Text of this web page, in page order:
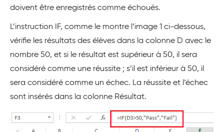
doivent être enregistrés comme échoués.
L’instruction IF, comme le montre l’image 1 ci-dessous,
vérifie les résultats des élèves dans la colonne D avec le
nombre 50, et si le résultat est supérieur à 50, il sera
considéré comme une réussite ; s’il est inférieur à 50, il
sera considéré comme un échec. La réussite et l’échec
sont insérés dans la colonne Résultat.